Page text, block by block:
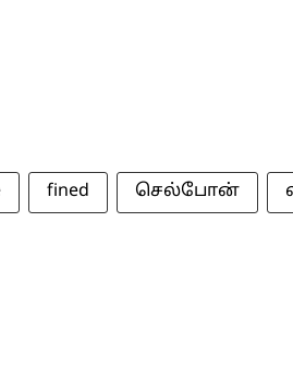
fined செல்போன்